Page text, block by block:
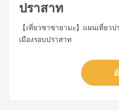
ปราสาท
【เที่ยวซาซายามะ】แผนเที่ยว
เมืองรอบปราสาท